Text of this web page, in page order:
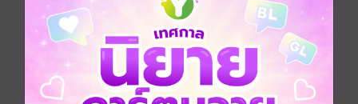
หนังสือเล่มนี้แบ่งออกเป็น 8 บท ครอบคลุมสาระสำคัญของ
การฝึกกรรมฐาน
อาทิ: หลักและวิธีการปฏิบัติกายานุปัสสนาสติปัฏฐาน
วิธีปฏิบัติอานาปานสติแบบ 16 ขั้น
การจำแนกจริตและอารมณ์ในสมถะและวิปัสสนา
เปรียบเทียบแนวทางของสมถยานิก และวิปัสสนายานิก